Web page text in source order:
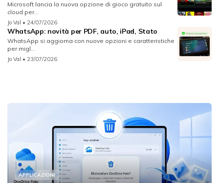
Microsoft lancia la nuova opzione di gioco gratuito sul
cloud per...
Jo Val • 24/07/2026
WhatsApp: novità per PDF, auto, iPad, Stato
WhatsApp si aggiorna con nuove opzioni e caratteristiche
per migl...
Jo Val • 23/07/2026
APPLICAZIONI